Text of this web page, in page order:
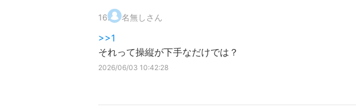
16. 名無しさん
>>1
それって操縦が下手なだけでは？
2026/06/03 10:42:28